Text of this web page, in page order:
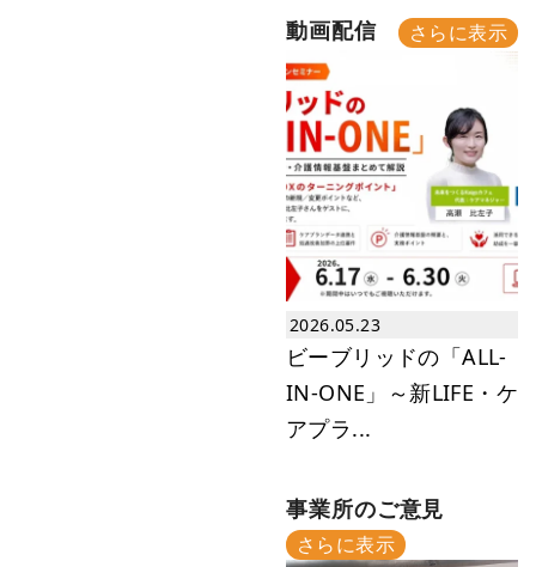
2-27.【介護事業所は必見】生産性向
上推進体制加算の実績報...
「電子申請」緊急対策セミナー（3
動画配信 さらに表示
2026.05.23
ビーブリッドの「ALL-
IN-ONE」～新LIFE・ケ
アプラ...
事業所のご意見
さらに表示